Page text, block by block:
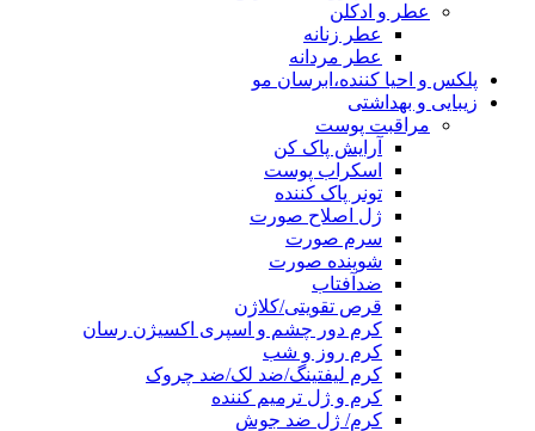
عطر و ادکلن
عطر زنانه
عطر مردانه
پلکس و احیا کننده،ابرسان مو
زیبایی و بهداشتی
مراقبت پوست
آرایش پاک کن
اسکراب پوست
تونر پاک کننده
ژل اصلاح صورت
سرم صورت
شوینده صورت
ضدآفتاب
قرص تقویتی/کلاژن
کرم دور چشم و اسپری اکسیژن رسان
کرم روز و شب
کرم لیفتینگ/ضد لک/ضد چروک
کرم و ژل ترمیم کننده
کرم/ ژل ضد جوش